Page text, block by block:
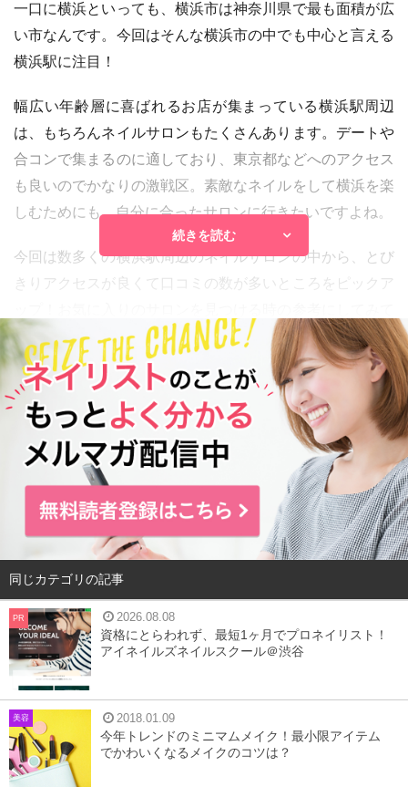
一口に横浜といっても、横浜市は神奈川県で最も面積が広
い市なんです。今回はそんな横浜市の中でも中心と言える
横浜駅に注目！
幅広い年齢層に喜ばれるお店が集まっている横浜駅周辺
は、もちろんネイルサロンもたくさんあります。デートや
合コンで集まるのに適しており、東京都などへのアクセス
も良いのでかなりの激戦区。素敵なネイルをして横浜を楽
しむためにも、自分に合ったサロンに行きたいですよね。
今回は数多くの横浜駅周辺のネイルサロンの中から、とび
きりアクセスが良くて口コミの数が多いところをピックア
くださいね♪
今回ご紹介するネイルサロンのポイント！
横浜駅から徒歩5分圏内
②アイラッシュを行っているサロンも対象に紹介（ただし
スタッフの50%以上がネイルに携わっているサロンだけに
限定）
以下、2019年9月19日時点 Hot Pepper Beautyより引用
目次
1I nails 横浜店
2NAIL MAISON 横浜店
3ナイスネイル 横浜店
4Sunmego＜サンミーゴ＞まつげエクステ&ネイル 横浜
店
5Shell NAIL
続きを読む
同じカテゴリの記事
PR 2026.08.08
資格にとらわれず、最短1ヶ月でプロネイリスト！
アイネイルズネイルスクール＠渋谷
美容 2018.01.09
今年トレンドのミニマムメイク！最小限アイテム
でかわいくなるメイクのコツは？